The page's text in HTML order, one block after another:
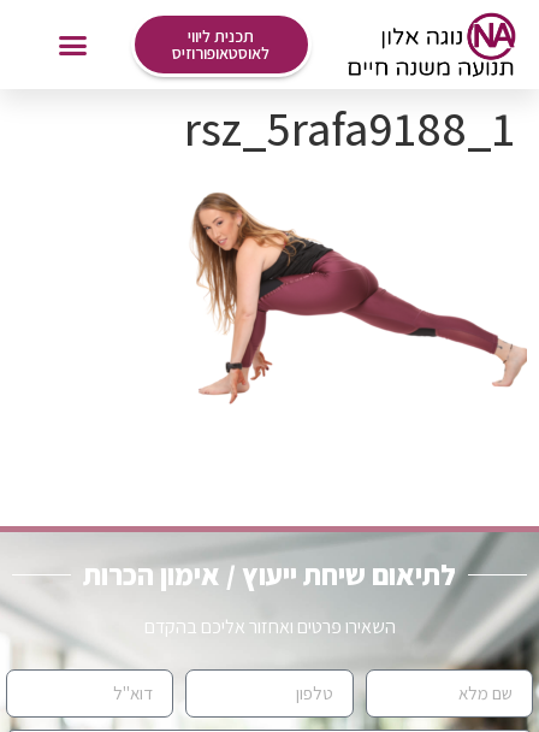
לתוכן
תכנית ליווי
לאוסטאופורוזיס
rsz_5rafa9188_1
לתיאום שיחת ייעוץ / אימון הכרות
השאירו פרטים ואחזור אליכם בהקדם